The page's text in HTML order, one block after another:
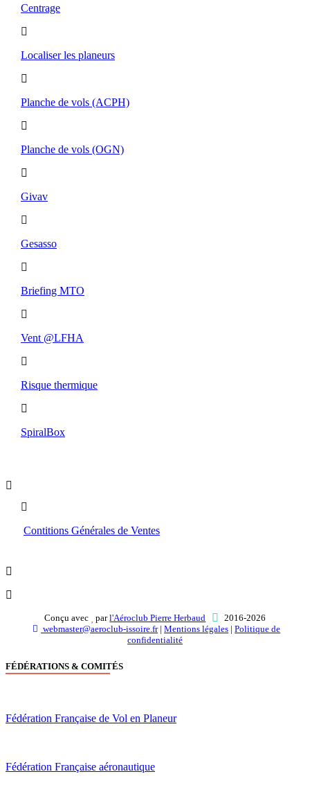
Centrage
Localiser les planeurs
Planche de vols (ACPH)
Planche de vols (OGN)
Givav
Gesasso
Briefing MTO
Vent @LFHA
Risque thermique
SpiralBox
Contitions Générales de Ventes
Conçu avec parl'Aéroclub Pierre Herbaud
2016-2026
webmaster@aeroclub-issoire.fr|Mentions légales |Politique de
confidentialité
FÉDÉRATIONS & COMITÉS
Fédération Française de Vol en Planeur
Fédération Française aéronautique